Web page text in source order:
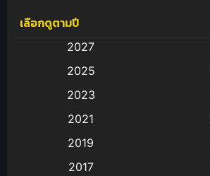
Anal (ประตูหลัง)
Animation การ์ตูน
Animation อนิเมะ
เลือกดูตามปี
2027
2025
2023
2021
2019
2017